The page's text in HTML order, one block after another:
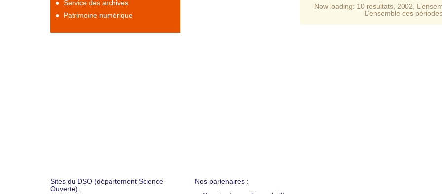
Service des archives
Patrimoine numérique
Now loading: 10 resultats 2002
L’ensemble des périodes
Sites du DSO (département Science
Ouverte) :
Nos partenaires :